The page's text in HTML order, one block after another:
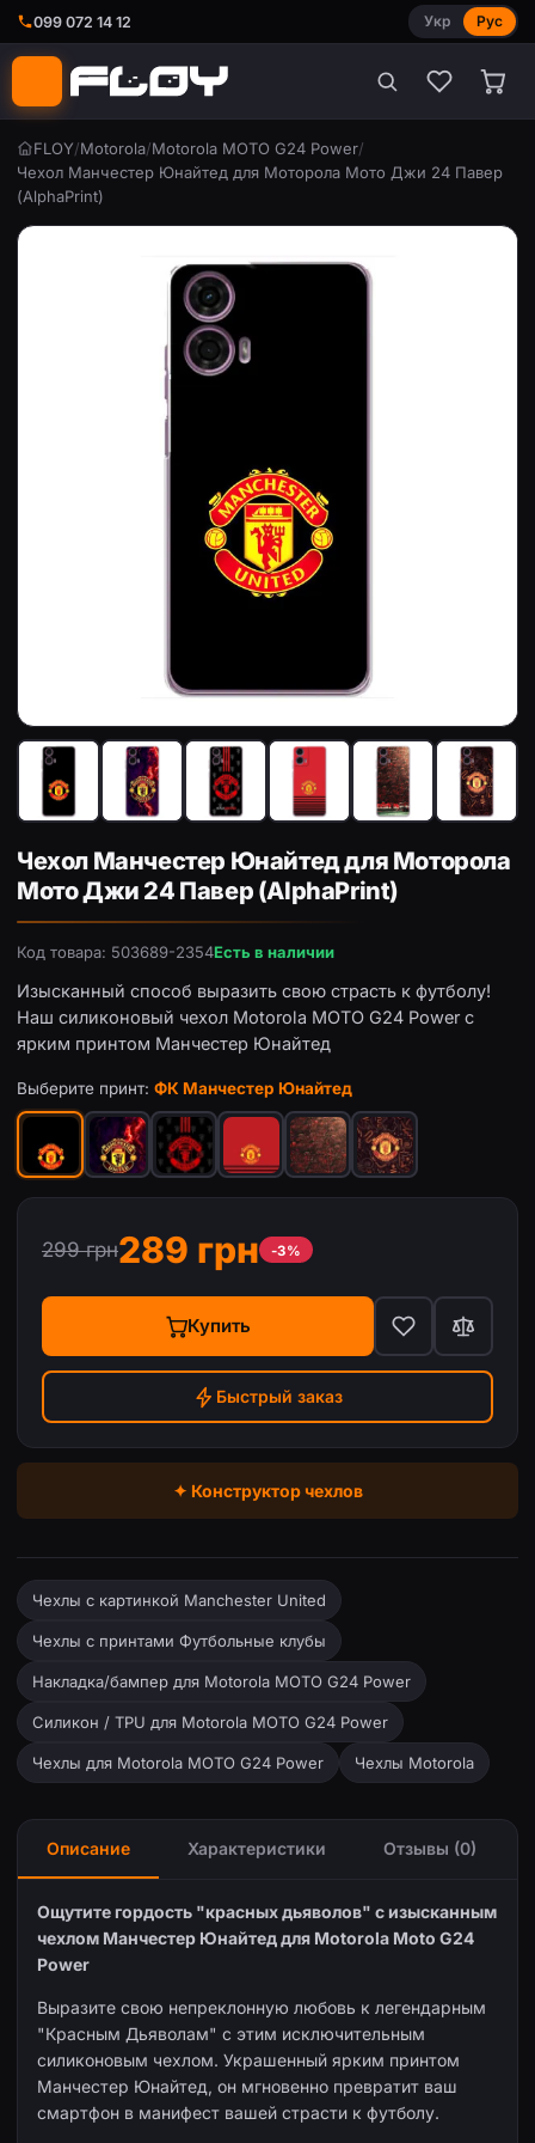
099 072 14 12 Укр Рус
FLOY/Motorola/Motorola MOTO G24 Power/
Чехол Манчестер Юнайтед для Моторола Мото Джи 24 Павер
(AlphaPrint)
Чехол с принтом «ФК Манчестер Юнайтед» для Motorola
Чехол Манчестер Юнайтед для Моторола
Мото Джи 24 Павер (AlphaPrint)
Код товара: 503689-2354Есть в наличии
Изысканный способ выразить свою страсть к футболу!
Наш силиконовый чехол Motorola MOTO G24 Power с
ярким принтом Манчестер Юнайтед
Выберите принт: ФК Манчестер Юнайтед
299 грн289 грн -3%
Купить
Быстрый заказ
✦ Конструктор чехлов
Чехлы с картинкой Manchester United
Чехлы с принтами Футбольные клубы
Накладка/бампер для Motorola MOTO G24 Power
Силикон / TPU для Motorola MOTO G24 Power
Чехлы для Motorola MOTO G24 Power Чехлы Motorola
Описание Характеристики Отзывы (0)
Ощутите гордость "красных дьяволов" с изысканным
чехлом Манчестер Юнайтед для Motorola Moto G24
Power
Выразите свою непреклонную любовь к легендарным
"Красным Дьяволам" с этим исключительным
силиконовым чехлом. Украшенный ярким принтом
Манчестер Юнайтед, он мгновенно превратит ваш
смартфон в манифест вашей страсти к футболу.